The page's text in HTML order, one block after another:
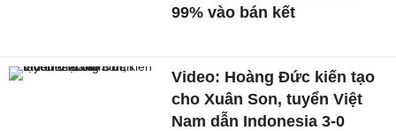
99% vào bán kết
Video: Hoàng Đức kiến tạo
cho Xuân Son, tuyển Việt
Nam dẫn Indonesia 3-0